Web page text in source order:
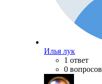
Илья лук
1 ответ
0 вопросов